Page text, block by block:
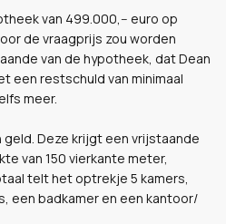
van 499.000,-- euro op
de vraagprijs zou worden
van de hypotheek, dat Dean
een restschuld van minimaal
meer.
Deze krijgt een vrijstaande
van 150 vierkante meter,
telt het optrekje 5 kamers,
een badkamer en een kantoor/